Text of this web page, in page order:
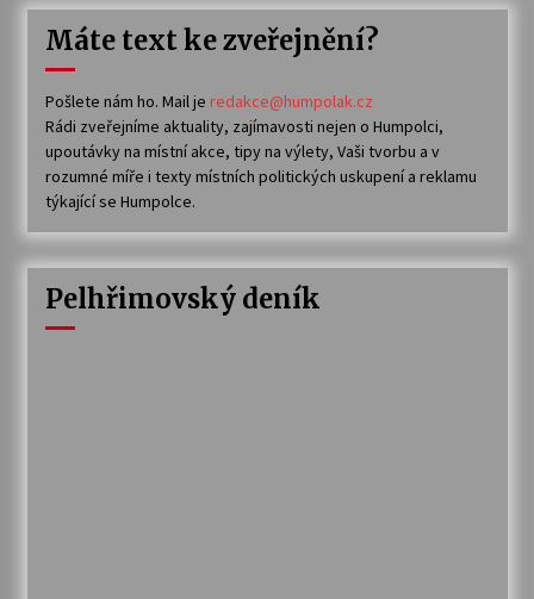
Máte text ke zveřejnění?
Pošlete nám ho. Mail je redakce@humpolak.cz
Rádi zveřejníme aktuality, zajímavosti nejen o Humpolci,
upoutávky na místní akce, tipy na výlety, Vaši tvorbu a v
rozumné míře i texty místních politických uskupení a reklamu
týkající se Humpolce.
Pelhřimovský deník